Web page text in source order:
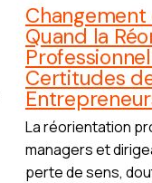
Changement
Quand la
Certitudes
La réorientation
managers et
perte de sens,